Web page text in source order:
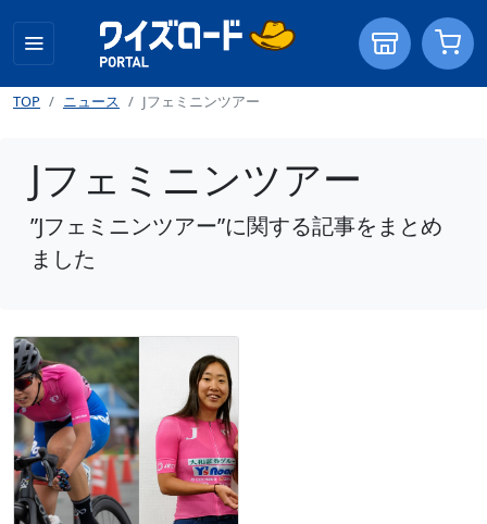
TOP ニュース Jフェミニンツアー
Jフェミニンツアー
”Jフェミニンツアー”に関する記事をまとめ
ました